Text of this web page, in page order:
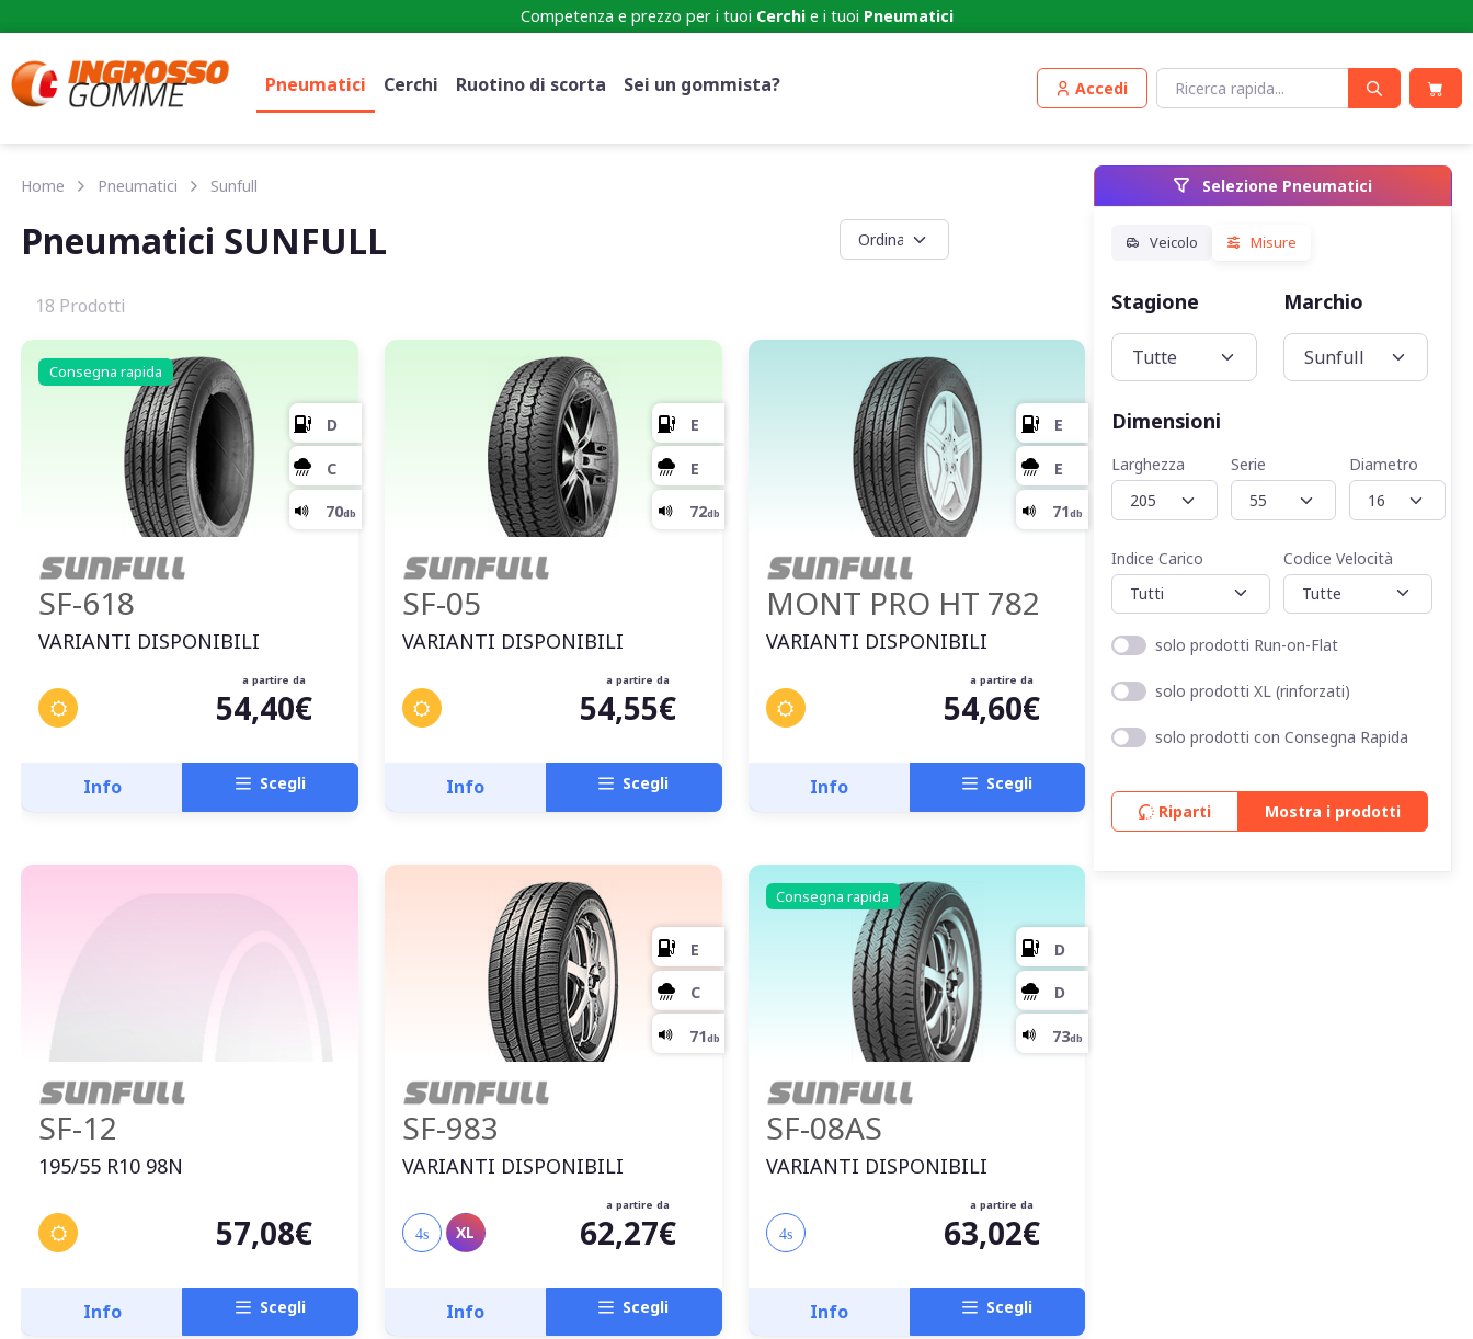
Competenza e prezzo per i tuoi Cerchie i tuoi Pneumatici
Pneumatici Cerchi Ruotino di scorta Sei un gommista? Accedi
Selezione Pneumatici
Stagione Marchio
Dimensioni
Larghezza Serie Diametro
Indice Carico Codice Velocità
solo prodotti Run-on-Flat
solo prodotti XL (rinforzati)
solo prodotti con Consegna Rapida
Riparti Mostra i prodotti
Home Pneumatici Sunfull
Pneumatici SUNFULL
18 Prodotti
Consegna rapida
SF-618
VARIANTI DISPONIBILI
a partire da
54,40€
Info Scegli
E
SF-05
VARIANTI DISPONIBILI
a partire da
54,55€
Info Scegli
MONT PRO HT 782
VARIANTI DISPONIBILI
a partire da
54,60€
Info Scegli
SF-12
195/55 R10 98N
57,08€
Info Scegli
SF-983
VARIANTI DISPONIBILI
4s XL
a partire da
62,27€
Info Scegli
Consegna rapida
SF-08AS
VARIANTI DISPONIBILI
4s
a partire da
63,02€
Info Scegli